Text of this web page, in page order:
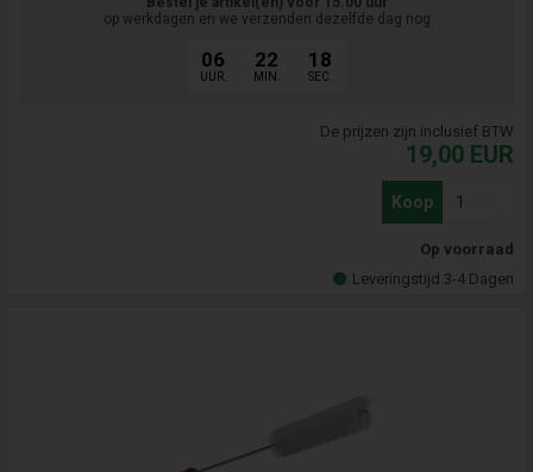
op werkdagen en we verzenden dezelfde dag nog
06
UUR.
22
MIN.
17
SEC.
De prijzen zijn inclusief BTW
19,00 EUR
Koop
Op voorraad
Leveringstijd 3-4 Dagen